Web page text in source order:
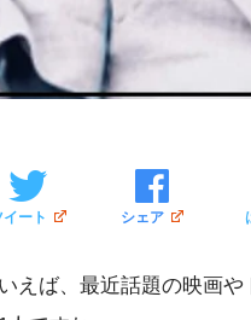
イート シェア
えば、最近話題の映画